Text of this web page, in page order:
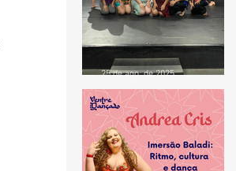
Aula de Baladi com Andrea
Cris movimenta o Pontão
de Cultura Cidade Livre
25 de ago. de 2025